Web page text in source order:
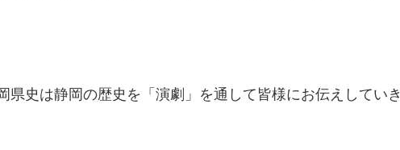
史は静岡の歴史を「演劇」を通して皆様にお伝えしていき